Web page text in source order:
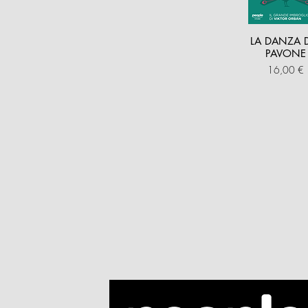
LA DANZA
PAVONE
Prezzo
16,00 €